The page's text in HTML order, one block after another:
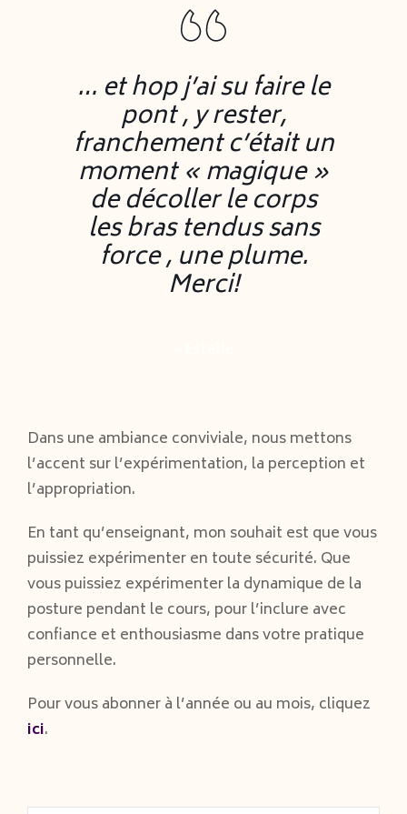
… et hop j’ai su faire le
pont , y rester,
franchement c’était un
moment « magique »
de décoller le corps
les bras tendus sans
force , une plume.
Merci!
Dans une ambiance conviviale, nous mettons
l’accent sur l’expérimentation, la perception et
l’appropriation.
En tant qu’enseignant, mon souhait est que vous
puissiez expérimenter en toute sécurité. Que
vous puissiez expérimenter la dynamique de la
posture pendant le cours, pour l’inclure avec
confiance et enthousiasme dans votre pratique
personnelle.
Pour vous abonner à l’année ou au mois, cliquez
ici.